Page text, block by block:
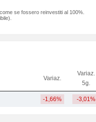
se fossero reinvestiti al 100%.
Variaz.
Variaz.
5g.
-1,66% -3,01%